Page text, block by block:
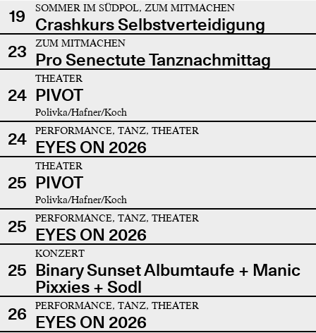
19 SOMMER IM SÜDPOL, ZUM MITMACHEN
Crashkurs Selbstverteidigung
23
ZUM MITMACHEN
Pro Senectute Tanznachmittag
24
THEATER
PIVOT
Polivka/Hafner/Koch
24 PERFORMANCE, TANZ, THEATER
EYES ON 2026
25
THEATER
PIVOT
Polivka/Hafner/Koch
25 PERFORMANCE, TANZ, THEATER
EYES ON 2026
25
KONZERT
Binary Sunset Albumtaufe + Manic
Pixxies + Sodl
26
PERFORMANCE, TANZ, THEATER
EYES ON 2026